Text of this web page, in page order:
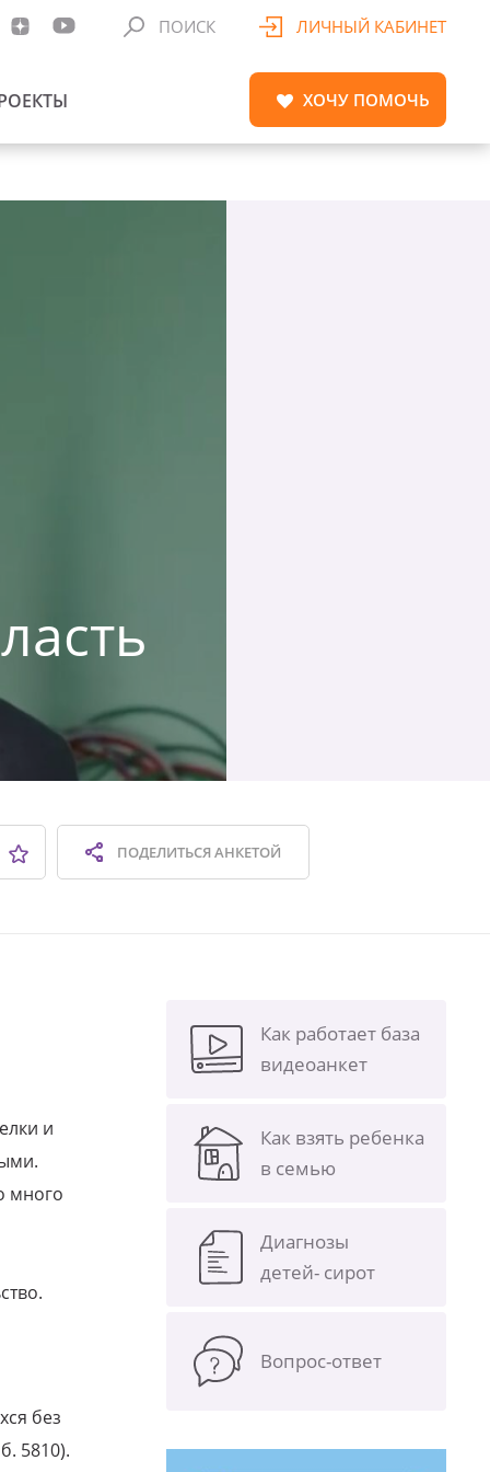
ПОИСК ЛИЧНЫЙ КАБИНЕТ
ХОЧУ ПОМОЧЬ
ПОДЕЛИТЬСЯАНКЕТОЙ
и
много
без
5810).
Как работает база
видеоанкет
Как взять ребенка
в семью
Диагнозы
детей- сирот
Вопрос-ответ